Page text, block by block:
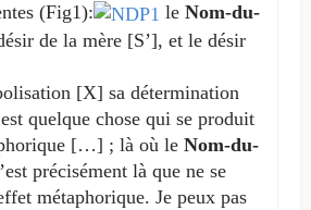
(Fig1):
le Nom-du-
de la mère [S’], et le désir
[X] sa détermination
quelque chose qui se produit
[…] ; là où le Nom-du-
précisément là que ne se
métaphori­que. Je peux pas